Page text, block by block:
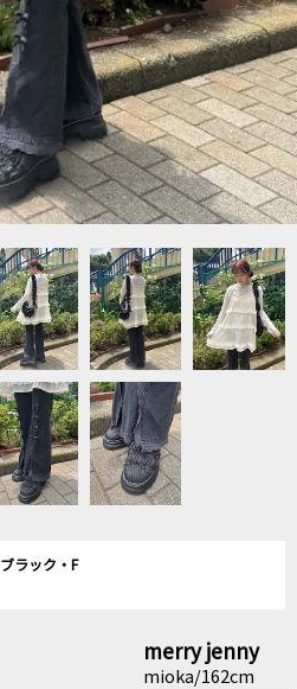
ブラック・F
merry jenny
mioka/162cm